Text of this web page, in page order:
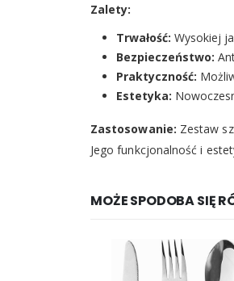
Zalety:
Trwałość: Wysokiej
Bezpieczeństwo:
Praktyczność:
Estetyka:
Zastosowanie: Zestaw
Jego funkcjonalność i
MOŻE SPODOBA SIĘ